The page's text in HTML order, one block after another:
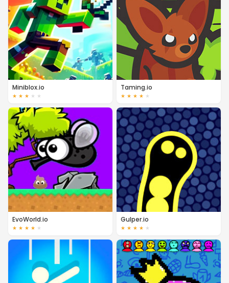
Miniblox.io
★ ★ ★ ★ ★
Taming.io
★ ★ ★ ★ ★
EvoWorld.io
★ ★ ★ ★ ★
Gulper.io
★ ★ ★ ★ ★